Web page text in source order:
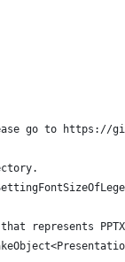
go to https://
represents